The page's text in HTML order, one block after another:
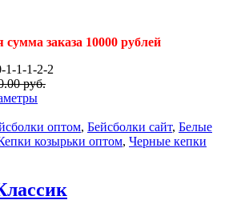
заказа 10000 рублей
1-1-1-2-2
руб.
оптом, Бейсболки сайт, Белые
козырьки оптом, Черные кепки